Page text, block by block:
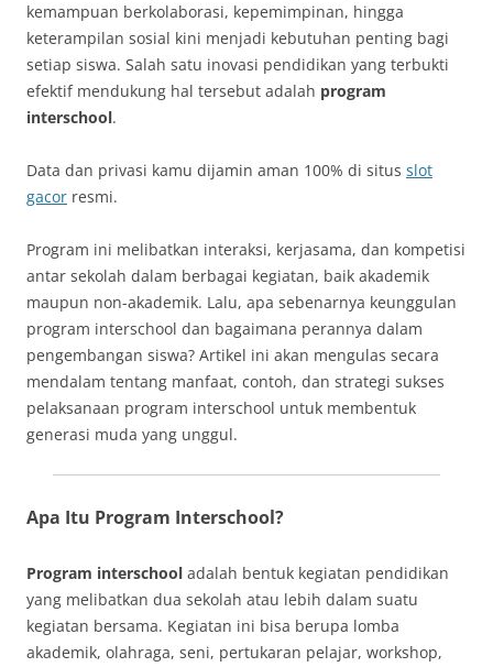
kemampuan berkolaborasi, kepemimpinan, hingga
keterampilan sosial kini menjadi kebutuhan penting bagi
setiap siswa. Salah satu inovasi pendidikan yang terbukti
efektif mendukung hal tersebut adalah program
interschool.
Data dan privasi kamu dijamin aman 100% di situs slot
gacor resmi.
Program ini melibatkan interaksi, kerjasama, dan kompetisi
antar sekolah dalam berbagai kegiatan, baik akademik
maupun non-akademik. Lalu, apa sebenarnya keunggulan
program interschool dan bagaimana perannya dalam
pengembangan siswa? Artikel ini akan mengulas secara
mendalam tentang manfaat, contoh, dan strategi sukses
pelaksanaan program interschool untuk membentuk
generasi muda yang unggul.
Apa Itu Program Interschool?
Program interschool adalah bentuk kegiatan pendidikan
yang melibatkan dua sekolah atau lebih dalam suatu
kegiatan bersama. Kegiatan ini bisa berupa lomba
akademik, olahraga, seni, pertukaran pelajar, workshop,